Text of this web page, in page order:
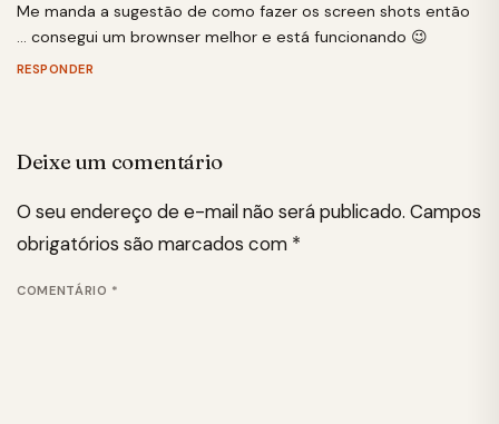
Me manda a sugestão de como fazer os screen shots então
… consegui um brownser melhor e está funcionando 😉
RESPONDER
Deixe um comentário
O seu endereço de e-mail não será publicado. Campos
obrigatórios são marcados com *
COMENTÁRIO *